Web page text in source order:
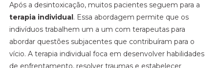
Após a desintoxicação, muitos pacientes seguem para a
terapia individual. Essa abordagem permite que os
indivíduos trabalhem um a um com terapeutas para
abordar questões subjacentes que contribuíram para o
vício. A terapia individual foca em desenvolver habilidades
de enfrentamento, resolver traumas e estabelecer